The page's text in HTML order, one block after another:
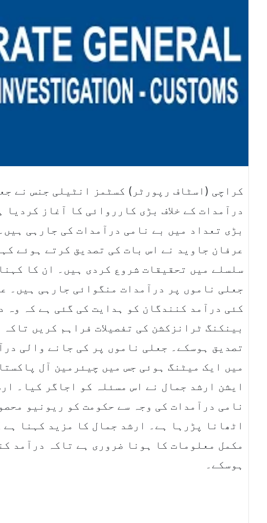
کراچی (اسٹاف رپورٹر) کسٹمز انٹیلی جنس نے
درآمدات کے خلاف بڑی کارروائی کا آغاز
بڑی تعداد میں بے نامی درآمدات کی جارہی
عرفان جاوید نے اس بات کی تصدیق کرتے ہوئے
سلسلے میں تحقیقات شروع کردی ہیں۔ ان کا
جعلی ناموں پر درآمدات منگوائی جارہی ہیں۔
کئی درآمد کنندگان کو ہدایت کی گئی ہے کہ وہ
بینکنگ ٹرانزکشن کی تفصیلات فراہم کریں
تصدیق ہوسکے۔ جعلی ناموں پر کی جانے والی
میں ایک میٹنگ ہوئی جس میں چیئرمین آل
ایشن ارشد جمال نے اس مسئلہ کو اجاگر کیا۔
نامی درآمدات کی وجہ سے حکومت کو ریونیو
اٹھانا پڑرہا ہے۔ ارشد جمال کا مزید کہنا ہے
مکمل معلومات کا ہونا ضروری ہے تاکہ درآمد
ہوسکے۔